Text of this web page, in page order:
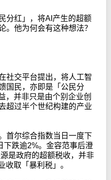
分红」，将AI产生的超额
。他为何会有这种想法？
社交平台提出，将人工智
国民，亦即是「公民分
，并非只是由个别企业创
超过半个世纪构建的产业
首尔综合指数当日一度下
下跌逾2%。金容范事后澄
是政府的超额税收，并非
收取「暴利税」。